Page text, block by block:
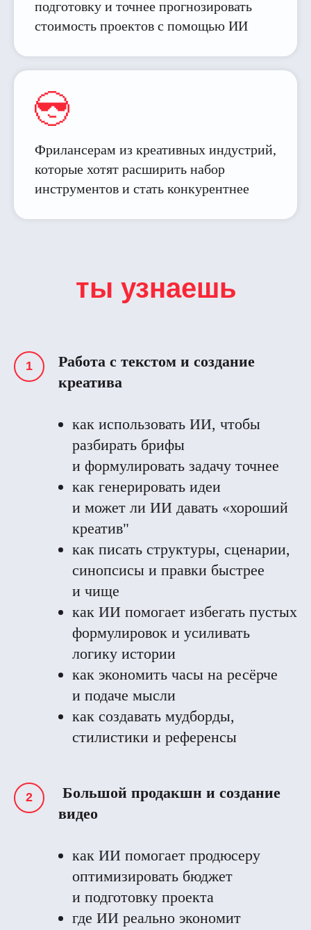
подготовку и точнее прогнозировать
стоимость проектов с помощью ИИ
Фрилансерам из креативных индустрий,
которые хотят расширить набор
инструментов и стать конкурентнее
ты узнаешь
Работа с текстом и создание
креатива
как использовать ИИ, чтобы
разбирать брифы
и формулировать задачу точнее
как генерировать идеи
и может ли ИИ давать «хороший
креатив"
как писать структуры, сценарии,
синопсисы и правки быстрее
и чище
как ИИ помогает избегать пустых
формулировок и усиливать
логику истории
как экономить часы на ресёрче
и подаче мысли
как создавать мудборды,
стилистики и референсы
Большой продакшн и создание
видео
как ИИ помогает продюсеру
оптимизировать бюджет
и подготовку проекта
где ИИ реально экономит